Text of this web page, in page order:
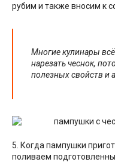
рубим и также вносим к
Многие кулинары
нарезать чеснок,
полезных свойств и
5. Когда пампушки
поливаем